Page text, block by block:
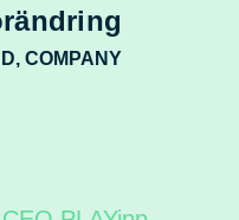
COMPANY